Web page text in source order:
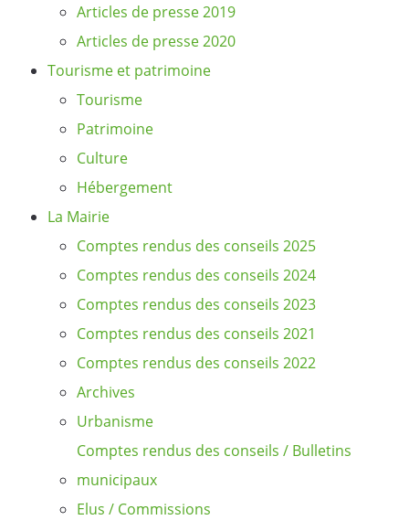
Articles de presse 2019
Articles de presse 2020
Tourisme et patrimoine
Tourisme
Patrimoine
Culture
Hébergement
La Mairie
Comptes rendus des conseils 2025
Comptes rendus des conseils 2024
Comptes rendus des conseils 2023
Comptes rendus des conseils 2021
Comptes rendus des conseils 2022
Archives
Urbanisme
Comptes rendus des conseils / Bulletins
municipaux
Elus / Commissions